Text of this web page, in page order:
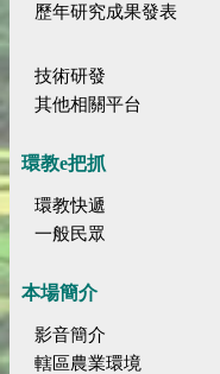
歷年研究成果發表
技術研發
其他相關平台
環教e把抓
環教快遞
一般民眾
本場簡介
影音簡介
轄區農業環境